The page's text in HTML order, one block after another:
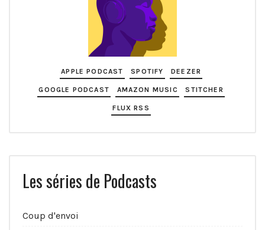
APPLE PODCAST SPOTIFY DEEZER
GOOGLE PODCAST AMAZON MUSIC STITCHER
FLUX RSS
Les séries de Podcasts
Coup d'envoi